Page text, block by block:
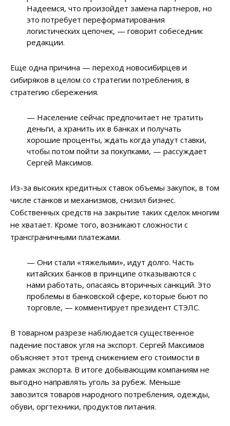
Надеемся, что произойдет замена партнеров, но
это потребует переформатирования
логистических цепочек, — говорит собеседник
редакции.
Еще одна причина — переход новосибирцев и
сибиряков в целом со стратегии потребления, в
стратегию сбережения.
— Население сейчас предпочитает не тратить
деньги, а хранить их в банках и получать
хорошие проценты, ждать когда упадут ставки,
чтобы потом пойти за покупками, — рассуждает
Сергей Максимов.
Из-за высоких кредитных ставок объемы закупок, в том
числе станков и механизмов, снизил бизнес.
Собственных средств на закрытие таких сделок многим
не хватает. Кроме того, возникают сложности с
трансграничными платежами.
— Они стали «тяжелыми», идут долго. Часть
китайских банков в принципе отказываются с
нами работать, опасаясь вторичных санкций. Это
проблемы в банковской сфере, которые бьют по
торговле, — комментирует президент СТЭЛС.
В товарном разрезе наблюдается существенное
падение поставок угля на экспорт. Сергей Максимов
объясняет этот тренд снижением его стоимости в
рамках экспорта. В итоге добывающим компаниям не
выгодно направлять уголь за рубеж. Меньше
завозится товаров народного потребления, одежды,
обуви, оргтехники, продуктов питания.